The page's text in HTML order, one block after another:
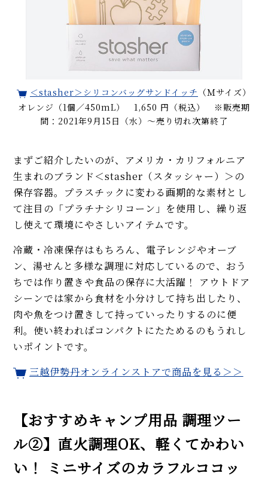
＜stasher＞シリコンバッグサンドイッチ （Ｍサイズ）
オレンジ（1個／450mL） 1,650 円（税込） ※販売期
間：2021年9月15日（水）〜売り切れ次第終了
まずご紹介したいのが、アメリカ・カリフォルニア
生まれのブランド＜stasher（スタッシャー）＞の
保存容器。プラスチックに変わる画期的な素材とし
て注目の「プラチナシリコーン」を使用し、繰り返
し使えて環境にやさしいアイテムです。
冷蔵・冷凍保存はもちろん、電子レンジやオーブ
ン、湯せんと多様な調理に対応しているので、おう
ちでは作り置きや食品の保存に大活躍！ アウトドア
シーンでは家から食材を小分けして持ち出したり、
肉や魚をつけ置きして持っていったりするのに便
利。使い終わればコンパクトにたためるのもうれし
いポイントです。
三越伊勢丹オンラインストアで商品を見る＞＞
【おすすめキャンプ用品 調理ツー
ル②】直火調理OK、軽くてかわい
い！ ミニサイズのカラフルココッ